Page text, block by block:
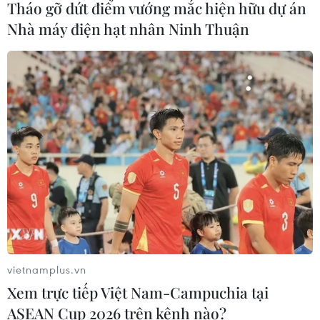
2/10
04/08/2026 14:37
Nâng cao nhận thức về vai trò chủ
động, tích cực của Việt Nam trong
ASEAN
04/08/2026 14:09
Xem thêm
CƠ QUAN CHỦ QUẢN: THÔNG TẤN XÃ VIỆT NAM
Tháo gỡ dứt điểm vướng mắc hiện hữu dự án
Nhà máy điện hạt nhân Ninh Thuận
vietnamplus.vn
Xem trực tiếp Việt Nam-Campuchia tại
ASEAN Cup 2026 trên kênh nào?